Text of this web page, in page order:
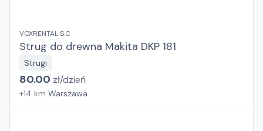
VOXRENTAL S.C
Strug do drewna Makita DKP 181
Strugi
80.00 zł/dzień
+14 km Warszawa